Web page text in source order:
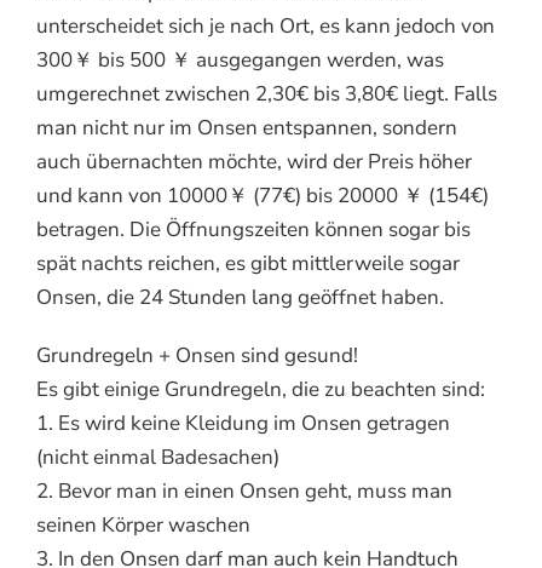
unterscheidet sich je nach Ort, es kann jedoch von
300￥ bis 500 ￥ ausgegangen werden, was
umgerechnet zwischen 2,30€ bis 3,80€ liegt. Falls
man nicht nur im Onsen entspannen, sondern
auch übernachten möchte, wird der Preis höher
und kann von 10000￥ (77€) bis 20000 ￥ (154€)
betragen. Die Öffnungszeiten können sogar bis
spät nachts reichen, es gibt mittlerweile sogar
Onsen, die 24 Stunden lang geöffnet haben.
Grundregeln + Onsen sind gesund!
Es gibt einige Grundregeln, die zu beachten sind:
1. Es wird keine Kleidung im Onsen getragen
(nicht einmal Badesachen)
2. Bevor man in einen Onsen geht, muss man
seinen Körper waschen
3. In den Onsen darf man auch kein Handtuch